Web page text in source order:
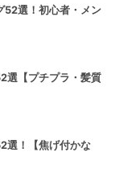
52選！初心者・メン
選【プチプラ・髪質
選！【焦げ付かな